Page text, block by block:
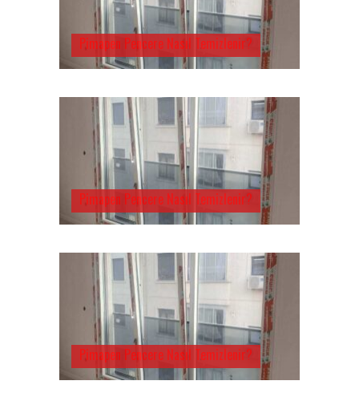
Pimapen Pencere Nasıl Temizlenir?
Pimapen Pencere Nasıl Temizlenir?
Pimapen Pencere Nasıl Temizlenir?